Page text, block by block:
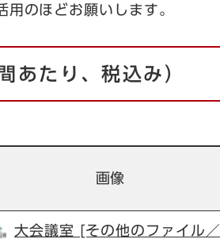
のほどお願いします。
あたり、税込み）
画像
大会議室 [その他のファイル／